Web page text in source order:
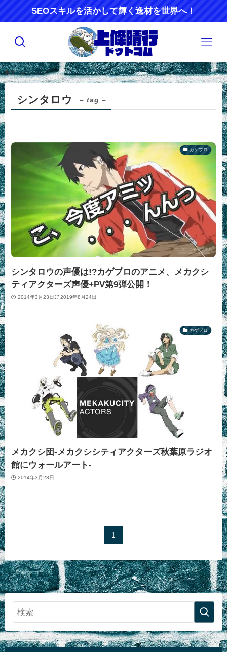
SEOスキルを活かして輝く逸材を世界へ！
ホーム シンタロウ
シンタロウ – tag –
カゲプロ
シンタロウの声優は!?カゲプロのアニメ、メカクシ
ティアクターズ声優+PV第9弾公開！
2014年3月23日 2019年8月24日
カゲプロ
メカクシ団-メカクシシティアクターズ秋葉原ラジオ
館にウォールアート-
2014年3月23日
1